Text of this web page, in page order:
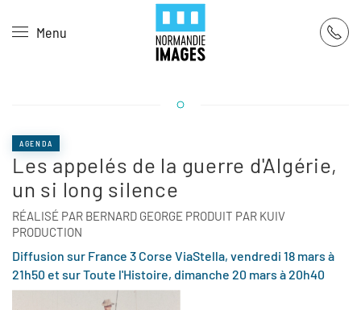
Skip to main content
Menu
AGENDA
Les appelés de la guerre d'Algérie,
un si long silence
RÉALISÉ PAR BERNARD GEORGE PRODUIT PAR KUIV
PRODUCTION
Diffusion sur France 3 Corse ViaStella, vendredi 18 mars à
21h50 et sur Toute l'Histoire, dimanche 20 mars à 20h40
Panneau de gestion des cookies